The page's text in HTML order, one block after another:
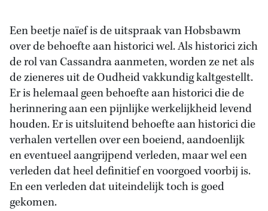
Een beetje naïef is de uitspraak van Hobsbawm
over de behoefte aan historici wel. Als historici zich
de rol van Cassandra aanmeten, worden ze net als
de zieneres uit de Oudheid vakkundig kaltgestellt.
Er is helemaal geen behoefte aan historici die de
herinnering aan een pijnlijke werkelijkheid levend
houden. Er is uitsluitend behoefte aan historici die
verhalen vertellen over een boeiend, aandoenlijk
en eventueel aangrijpend verleden, maar wel een
verleden dat heel definitief en voorgoed voorbij is.
En een verleden dat uiteindelijk toch is goed
gekomen.